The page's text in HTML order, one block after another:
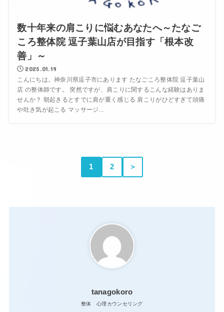
数十年来の肩こりに悩むあなたへ～たなご
ころ整体院 逗子葉山店が目指す「根本改
善」～
2025.01.19
こんにちは。神奈川県逗子市にあります たなごころ整体院 逗子葉山
店 の整体師です。 突然ですが、肩こりに関するこんな経験はありま
せんか？ 朝起きるとすでに肩が重く感じる 肩こりがひどすぎて頭痛
や吐き気が起こる マッサージ...
1 2 ＞
tanagokoro
整体 心理カウンセリング